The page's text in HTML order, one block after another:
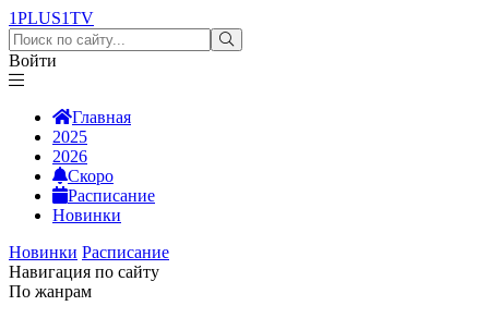
1PLUS1TV
Войти
Главная
2025
2026
Скоро
Расписание
Новинки
Новинки Расписание
Навигация по сайту
По жанрам